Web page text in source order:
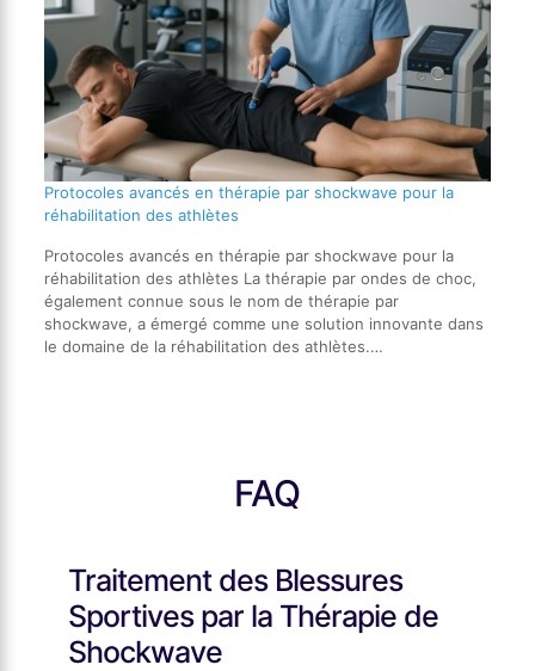
Protocoles avancés en thérapie par shockwave pour la
réhabilitation des athlètes
Protocoles avancés en thérapie par shockwave pour la
réhabilitation des athlètes La thérapie par ondes de choc,
également connue sous le nom de thérapie par
shockwave, a émergé comme une solution innovante dans
le domaine de la réhabilitation des athlètes.…
FAQ
Traitement des Blessures
Sportives par la Thérapie de
Shockwave